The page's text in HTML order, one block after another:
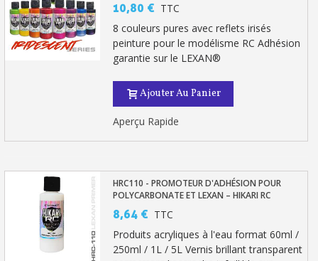
10,80 € TTC
8 couleurs pures avec reflets irisés
peinture pour le modélisme RC Adhésion
garantie sur le LEXAN®
Ajouter Au Panier
Aperçu Rapide
HRC110 - PROMOTEUR D'ADHÉSION POUR
POLYCARBONATE ET LEXAN – HIKARI RC
8,64 € TTC
Produits acryliques à l'eau format 60ml /
250ml / 1L / 5L Vernis brillant transparent